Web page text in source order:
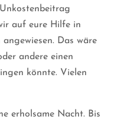
auf eure Hilfe in
angewiesen. Das wäre
andere einen
könnte. Vielen
erholsame Nacht. Bis